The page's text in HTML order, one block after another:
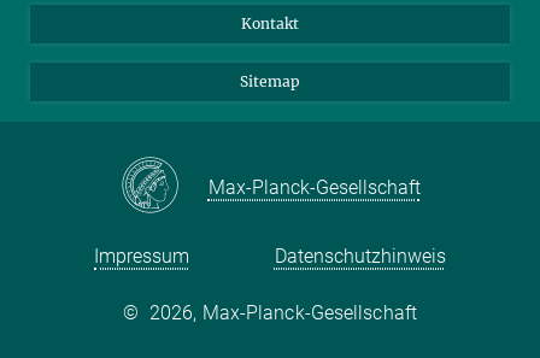
Kontakt
Sitemap
Max-Planck-Gesellschaft
Impressum Datenschutzhinweis
© 2026, Max-Planck-Gesellschaft